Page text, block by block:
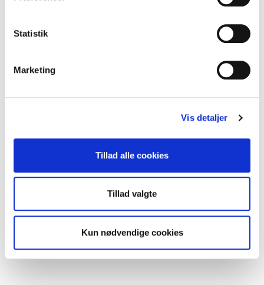
Statistik
Marketing
Vis detaljer
Tillad alle cookies
Tillad valgte
Kun nødvendige cookies
Her vil det være vådrumskravet, der er
have et ventilations aggregat med en
Specifikke rumkrav kan læses
ibygningsreglementet.